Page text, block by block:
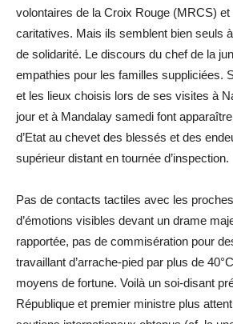
volontaires de la Croix Rouge (MRCS)
caritatives. Mais ils semblent bien seuls
de solidarité. Le discours du chef de la
empathies pour les familles suppliciées.
et les lieux choisis lors de ses visites à
jour et à Mandalay samedi font
d’Etat au chevet des blessés et des
supérieur distant en tournée d’inspection.
Pas de contacts tactiles avec les
d’émotions visibles devant un drame
rapportée, pas de commisération pour
travaillant d’arrache-pied par plus de
moyens de fortune. Voilà un soi-disant
République et premier ministre plus